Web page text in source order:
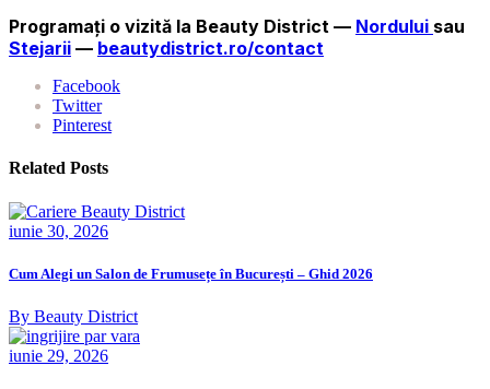
Programați o vizită la Beauty District — Nordului sau
Stejarii — beautydistrict.ro/contact
Facebook
Twitter
Pinterest
Related Posts
iunie 30, 2026
Cum Alegi un Salon de Frumusețe în București – Ghid 2026
By Beauty District
iunie 29, 2026